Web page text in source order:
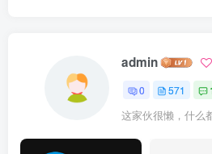
admin
0 571
这家伙很懒，什么